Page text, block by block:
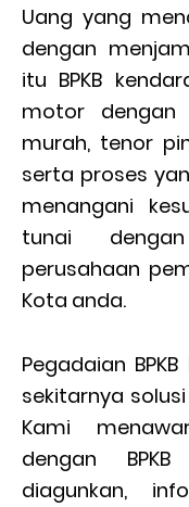
Uang yang
dengan
itu BPKB
motor dengan
murah, tenor
serta proses
menangani
tunai
perusahaan
Kota anda.
Pegadaian
sekitarnya
Kami
dengan
diagunkan,